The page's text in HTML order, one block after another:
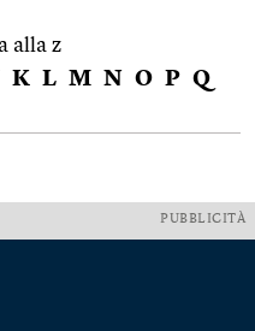
alla z
K L M N O P Q
PUBBLICITÀ